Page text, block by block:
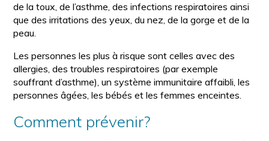
de la toux, de l’asthme, des infections respiratoires ainsi
que des irritations des yeux, du nez, de la gorge et de la
peau.
Les personnes les plus à risque sont celles avec des
allergies, des troubles respiratoires (par exemple
souffrant d’asthme), un système immunitaire affaibli, les
personnes âgées, les bébés et les femmes enceintes.
Comment prévenir?